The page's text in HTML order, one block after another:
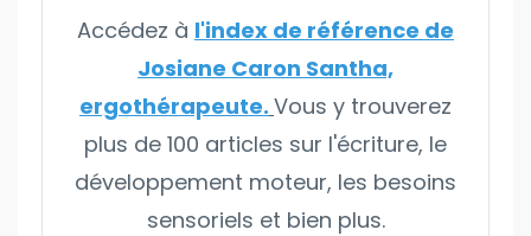
Accédez à l'index de référence de
Josiane Caron Santha,
ergothérapeute. Vous y trouverez
plus de 100 articles sur l'écriture, le
développement moteur, les besoins
sensoriels et bien plus.